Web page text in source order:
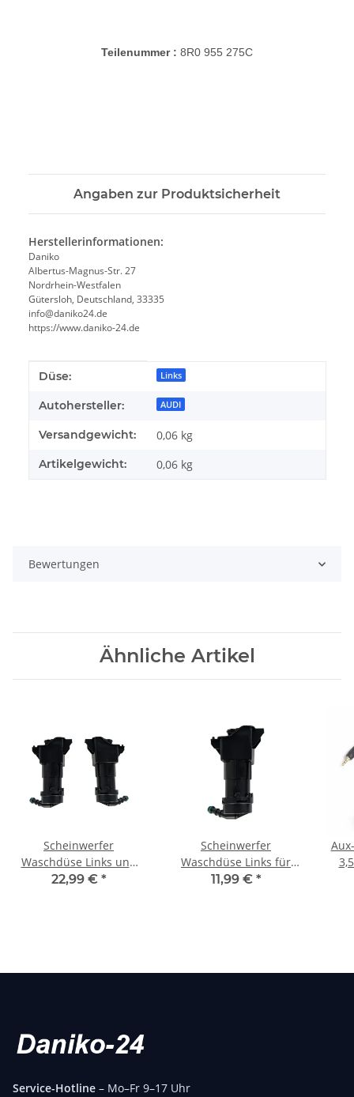
Teilenummer : 8R0 955 275C
Angaben zur Produktsicherheit
Herstellerinformationen:
Daniko
Albertus-Magnus-Str. 27
Nordrhein-Westfalen
Gütersloh, Deutschland, 33335
info@daniko24.de
https://www.daniko-24.de
Produkteigenschaft
Wert
Düse: Links
Autohersteller: AUDI
Versandgewicht: 0,06 kg
Artikelgewicht: 0,06 kg
Bewertungen
Ähnliche Artikel
Scheinwerfer
Waschdüse Links und
Rechts für Audi A6 C6
22,99 € *
Scheinwerfer
Waschdüse Links für
Audi A6 4F2 C6 4F5
11,99 € *
Service-Hotline – Mo–Fr 9–17 Uhr